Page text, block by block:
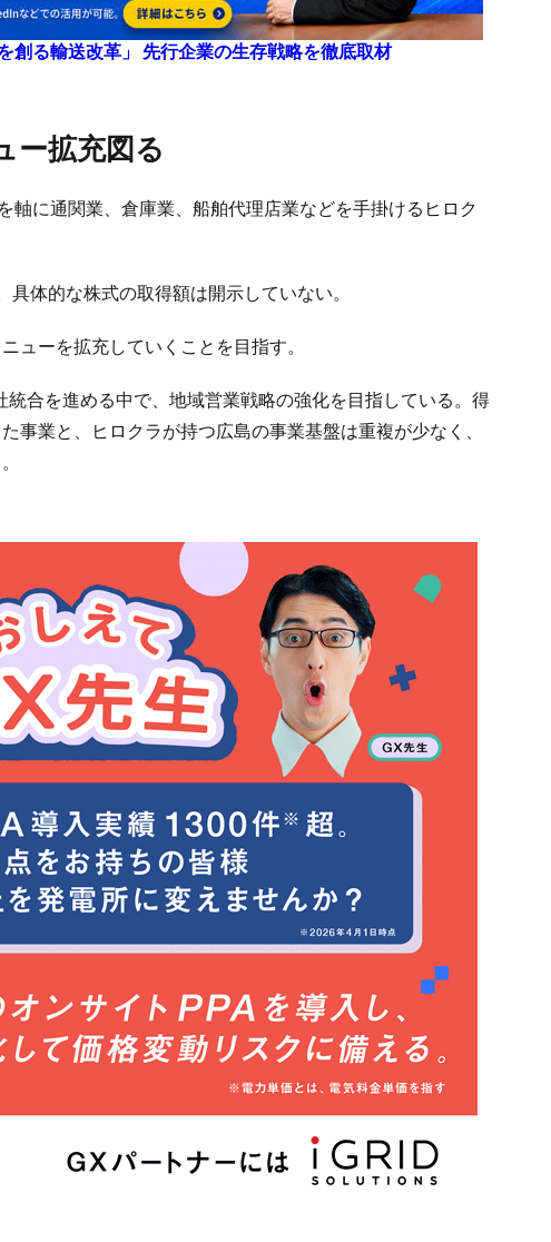
創る輸送改革」 先行企業の生存戦略を徹底取材
ー拡充図る
軸に通関業、倉庫業、船舶代理店業などを手掛けるヒロク
体的な株式の取得額は開示していない。
ューを拡充していくことを目指す。
合を進める中で、地域営業戦略の強化を目指している。得
事業と、ヒロクラが持つ広島の事業基盤は重複が少なく、